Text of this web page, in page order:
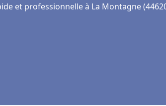
et professionnelle à La Montagne